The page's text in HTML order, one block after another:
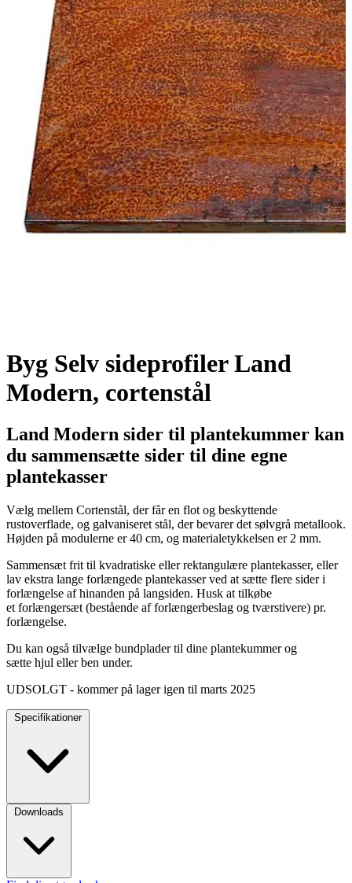
Byg Selv sideprofiler Land
Modern, cortenstål
Land Modern sider til plantekummer kan
du sammensætte sider til dine egne
plantekasser
Vælg mellem Cortenstål, der får en flot og beskyttende
rustoverflade, og galvaniseret stål, der bevarer det sølvgrå metallook.
Højden på modulerne er 40 cm, og materialetykkelsen er 2 mm.
Sammensæt frit til kvadratiske eller rektangulære plantekasser, eller
lav ekstra lange forlængede plantekasser ved at sætte flere sider i
forlængelse af hinanden på langsiden. Husk at tilkøbe
et forlængersæt (bestående af forlængerbeslag og tværstivere) pr.
forlængelse.
Du kan også tilvælge bundplader til dine plantekummer og
sætte hjul eller ben under.
UDSOLGT - kommer på lager igen til marts 2025
Specifikationer
Downloads